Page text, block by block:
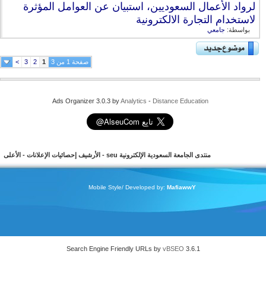
لرواد الأعمال السعوديين، استبيان عن العوامل المؤثرة
لاستخدام التجارة الالكترونية
بواسطة:جامعي
صفحة 1 من 3 1
2
3
>
Ads Organizer 3.0.3 byAnalytics -Distance Education
منتدى الجامعة السعودية الإلكترونية seu - الأرشيف إحصائيات الإعلانات- الأعلى
Mobile Style/ Developed by:MafiawwY
Search Engine Friendly URLs byvBSEO 3.6.1